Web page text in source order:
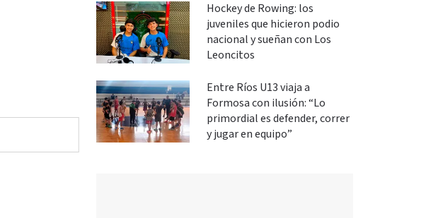
Hockey de Rowing: los
juveniles que hicieron podio
nacional y sueñan con Los
Leoncitos
Entre Ríos U13 viaja a
Formosa con ilusión: “Lo
primordial es defender, correr
y jugar en equipo”